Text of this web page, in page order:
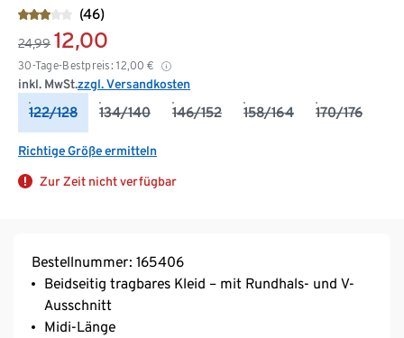
(46)
24,99 12,00
30-Tage-Bestpreis: 12,00 €
inkl. MwSt.zzgl. Versandkosten
122/128 134/140 146/152 158/164 170/176
Richtige Größe ermitteln
Zur Zeit nicht verfügbar
Bestellnummer: 165406
Beidseitig tragbares Kleid – mit Rundhals- und V-
Ausschnitt
Midi-Länge